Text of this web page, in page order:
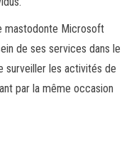
mastodonte Microsoft
de ses services dans le
surveiller les activités de
par la même occasion